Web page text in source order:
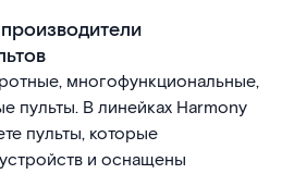
многофункциональные,
пульты. В линейках Harmony
пульты, которые
и оснащены